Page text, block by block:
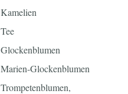
Kamelien
Tee
Glockenblumen
Marien-Glockenblumen
Trompetenblumen,